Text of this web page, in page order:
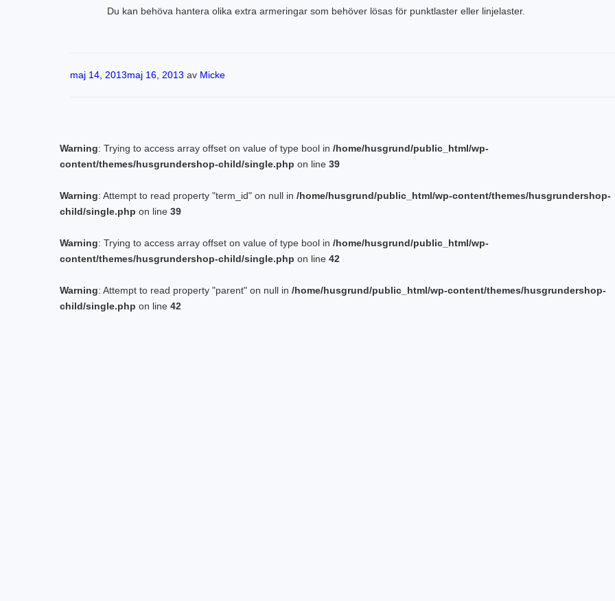
Du kan behöva hantera olika extra armeringar som behöver lösas för punktlaster eller linjelaster.
Publicerat
maj 14, 2013maj 16, 2013 av Micke
Warning: Trying to access array offset on value of type bool in /home/husgrund/public_html/wp-
content/themes/husgrundershop-child/single.php on line 39
Warning: Attempt to read property "term_id" on null in /home/husgrund/public_html/wp-content/themes/husgrundershop-
child/single.php on line 39
Warning: Trying to access array offset on value of type bool in /home/husgrund/public_html/wp-
content/themes/husgrundershop-child/single.php on line 42
Warning: Attempt to read property "parent" on null in /home/husgrund/public_html/wp-content/themes/husgrundershop-
child/single.php on line 42